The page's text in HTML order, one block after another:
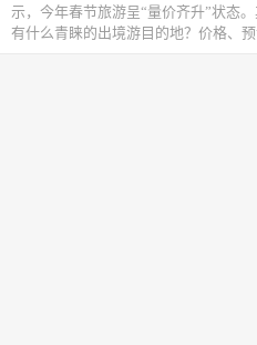
示，今年春节旅游呈“量价齐升”状态
有什么青睐的出境游目的地？价格、